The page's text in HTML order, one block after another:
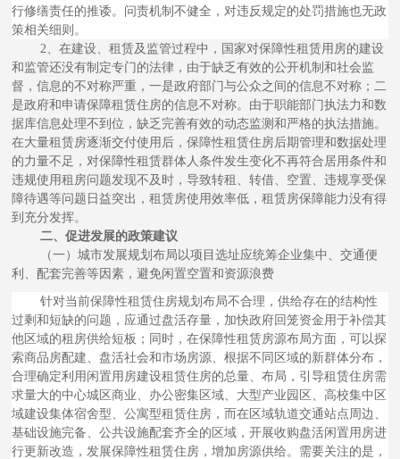
行修缮责任的推诿。问责机制不健全，对违反规定的处罚措施也无政
策相关细则。
2、在建设、租赁及监管过程中，国家对保障性租赁用房的建设
和监管还没有制定专门的法律，由于缺乏有效的公开机制和社会监
督，信息的不对称严重，一是政府部门与公众之间的信息不对称；二
是政府和申请保障租赁住房的信息不对称。由于职能部门执法力和数
据库信息处理不到位，缺乏完善有效的动态监测和严格的执法措施。
在大量租赁房逐渐交付使用后，保障性租赁住房后期管理和数据处理
的力量不足，对保障性租赁群体人条件发生变化不再符合居用条件和
违规使用租房问题发现不及时，导致转租、转借、空置、违规享受保
障待遇等问题日益突出，租赁房使用效率低，租赁房保障能力没有得
到充分发挥。
二、促进发展的政策建议
（一）城市发展规划布局以项目选址应统筹企业集中、交通便
利、配套完善等因素，避免闲置空置和资源浪费
针对当前保障性租赁住房规划布局不合理，供给存在的结构性
过剩和短缺的问题，应通过盘活存量，加快政府回笼资金用于补偿其
他区域的租房供给短板；同时，在保障性租赁房源布局方面，可以探
索商品房配建、盘活社会和市场房源、根据不同区域的新群体分布，
合理确定利用闲置用房建设租赁住房的总量、布局，引导租赁住房需
求量大的中心城区商业、办公密集区域、大型产业园区、高校集中区
域建设集体宿舍型、公寓型租赁住房，而在区域轨道交通站点周边、
基础设施完备、公共设施配套齐全的区域，开展收购盘活闲置用房进
行更新改造，发展保障性租赁住房，增加房源供给。需要关注的是，